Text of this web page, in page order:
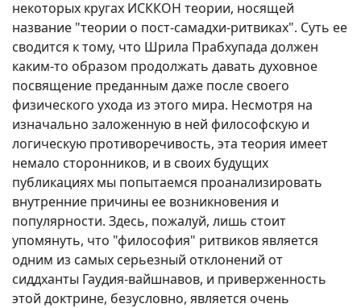
некоторых кругах ИСККОН теории, носящей
название "теории о пост-самадхи-ритвиках". Суть ее
сводится к тому, что Шрила Прабхупада должен
каким-то образом продолжать давать духовное
посвящение преданным даже после своего
физического ухода из этого мира. Несмотря на
изначально заложенную в ней философскую и
логическую противоречивость, эта теория имеет
немало сторонников, и в своих будущих
публикациях мы попытаемся проанализировать
внутренние причины ее возникновения и
популярности. Здесь, пожалуй, лишь стоит
упомянуть, что "философия" ритвиков является
одним из самых серьезный отклонений от
сиддханты Гаудия-вайшнавов, и приверженность
этой доктрине, безусловно, является очень